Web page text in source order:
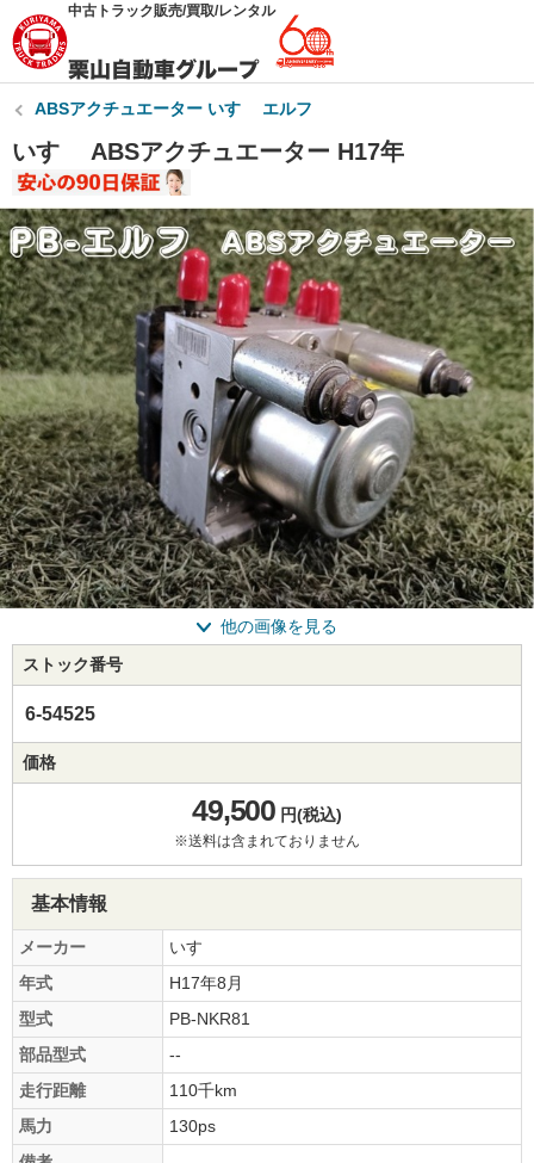
中古トラック販売/買取/レンタル
ABSアクチュエーター いすゞ エルフ
いすゞ ABSアクチュエーター H17年
他の画像を見る
ストック番号
6-54525
価格
49,500円(税込)
※送料は含まれておりません
基本情報
メーカー
いすゞ
年式
H17年8月
型式
PB-NKR81
部品型式
--
走行距離
110千km
馬力
130ps